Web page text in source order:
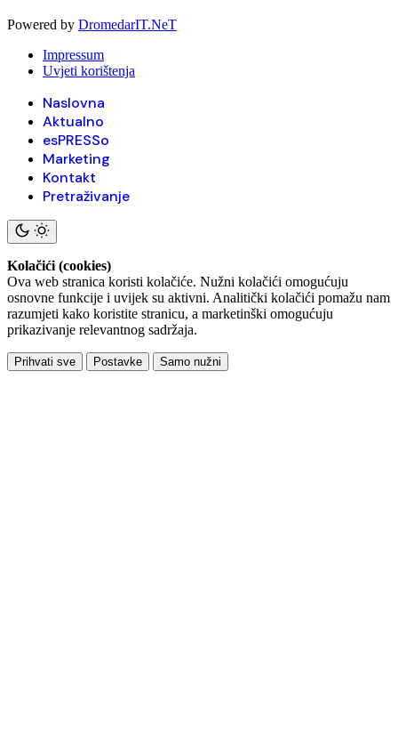
Powered by DromedarIT.NeT
Impressum
Uvjeti korištenja
Naslovna
Aktualno
esPRESSo
Marketing
Kontakt
Pretraživanje
Kolačići (cookies)
Ova web stranica koristi kolačiće. Nužni kolačići omogućuju
osnovne funkcije i uvijek su aktivni. Analitički kolačići pomažu nam
razumjeti kako koristite stranicu, a marketinški omogućuju
prikazivanje relevantnog sadržaja.
Prihvati sve Postavke Samo nužni